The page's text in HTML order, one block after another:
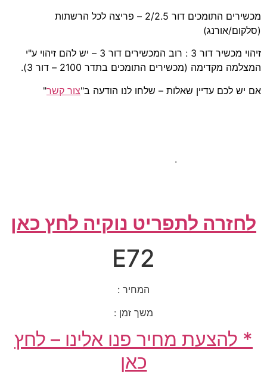
מכשירים התומכים דור 2/2.5 – פריצה לכל הרשתות
(סלקום/אורנג)
זיהוי מכשיר דור 3 : רוב המכשירים דור 3 – יש להם זיהוי ע"י
המצלמה מקדימה (מכשירים התומכים בתדר 2100 – דור 3).
אם יש לכם עדיין שאלות – שלחו לנו הודעה ב"צור קשר"
.
לחזרה לתפריט נוקיה לחץ כאן
E72
המחיר :
משך זמן :
* להצעת מחיר פנו אלינו – לחץ
כאן